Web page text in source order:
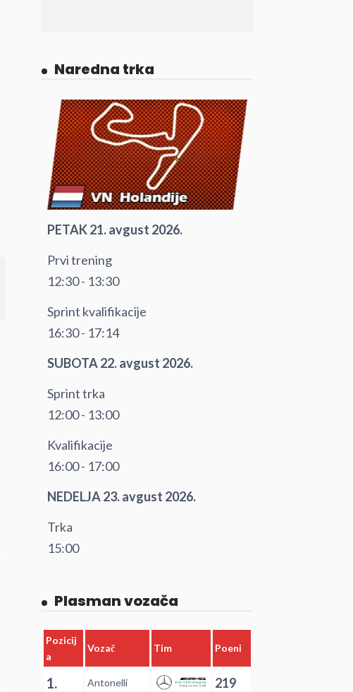
Naredna trka
PETAK 21. avgust 2026.
Prvi trening
12:30 - 13:30
Sprint kvalifikacije
16:30 - 17:14
SUBOTA 22. avgust 2026.
Sprint trka
12:00 - 13:00
Kvalifikacije
16:00 - 17:00
NEDELJA 23. avgust 2026.
Trka
15:00
Plasman vozača
Pozicij
a
Vozač Tim Poeni
1. Antonelli 219